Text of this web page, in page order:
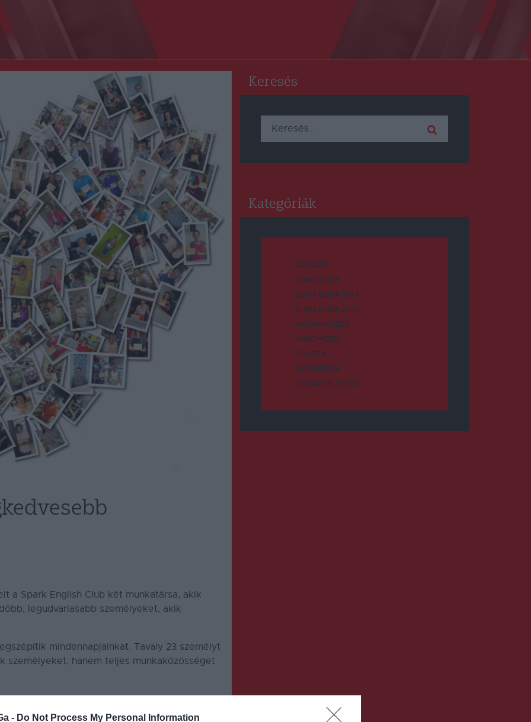
- Do Not Process My Personal Information
a Spark English Club két munkatársa, akik
legudvariasabb személyeket, akik
mindennapjainkat. Tavaly 23 személyt
személyeket, hanem teljes munkaközösséget
Club oldalán, ahol a bejegyzés alá kell
az elismerő diplomát. Jelölni lehet
Keresés
Keresés:
Kategóriák
CSÍKSZÉK
DUMA DUBA
DUMA DUBA 2024
DUMA DUBA 2026
GYERGYÓSZÉK
HÁROMSZÉK
HÍRLISTA
MAROSSZÉK
UDVARHELYSZÉK